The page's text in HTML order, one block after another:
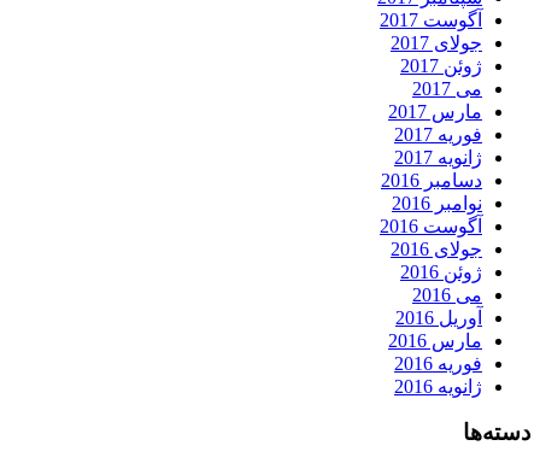
آگوست 2017
جولای 2017
ژوئن 2017
می 2017
مارس 2017
فوریه 2017
ژانویه 2017
دسامبر 2016
نوامبر 2016
آگوست 2016
جولای 2016
ژوئن 2016
می 2016
آوریل 2016
مارس 2016
فوریه 2016
ژانویه 2016
دسته‌ها